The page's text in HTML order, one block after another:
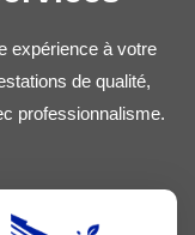
expérience à votre
de qualité,
professionnalisme.